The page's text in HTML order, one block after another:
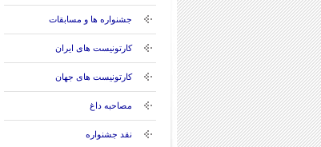
جشنواره ها و مسابقات
کارتونیست های ایران
کارتونیست های جهان
مصاحبه داغ
نقد جشنواره